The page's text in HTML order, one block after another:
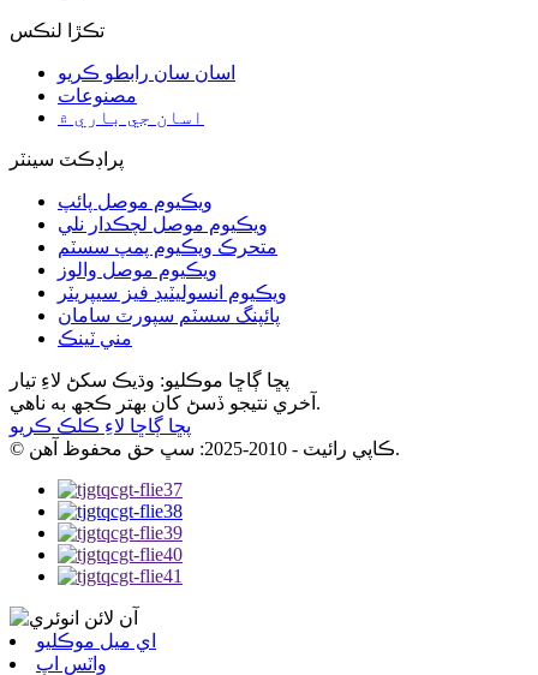
تڪڙا لنڪس
اسان سان رابطو ڪريو
مصنوعات
اسان جي باري ۾
پراڊڪٽ سينٽر
ويڪيوم موصل پائپ
ويڪيوم موصل لچڪدار نلي
متحرڪ ويڪيوم پمپ سسٽم
ويڪيوم موصل والوز
ويڪيوم انسوليٽيڊ فيز سيپريٽر
پائپنگ سسٽم سپورٽ سامان
مني ٽينڪ
پڇا ڳاڇا موڪليو: وڌيڪ سکڻ لاءِ تيار
آخري نتيجو ڏسڻ کان بهتر ڪجھ به ناهي.
پڇا ڳاڇا لاءِ ڪلڪ ڪريو
© ڪاپي رائيٽ - 2010-2025: سڀ حق محفوظ آهن.
اي ميل موڪليو
واٽس اپ